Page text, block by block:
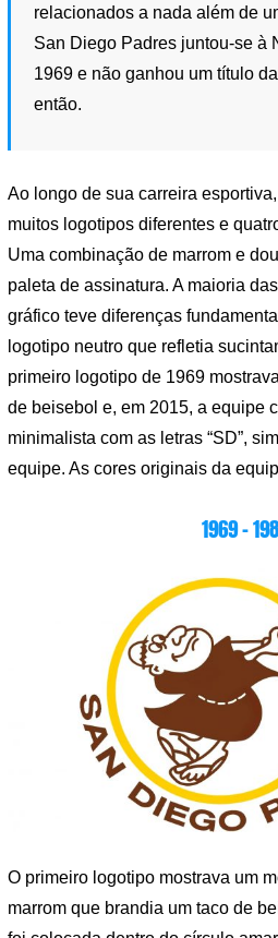
relacionados a nada além de
San Diego Padres juntou-se à
1969 e não ganhou um título
então.
Ao longo de sua carreira
muitos logotipos diferentes e
Uma combinação de marrom e
paleta de assinatura. A maioria
gráfico teve diferenças
logotipo neutro que refletia
primeiro logotipo de 1969
de beisebol e, em 2015, a equipe
minimalista com as letras “SD”,
equipe. As cores originais da
1969 –
O primeiro logotipo mostrava um
marrom que brandia um taco de